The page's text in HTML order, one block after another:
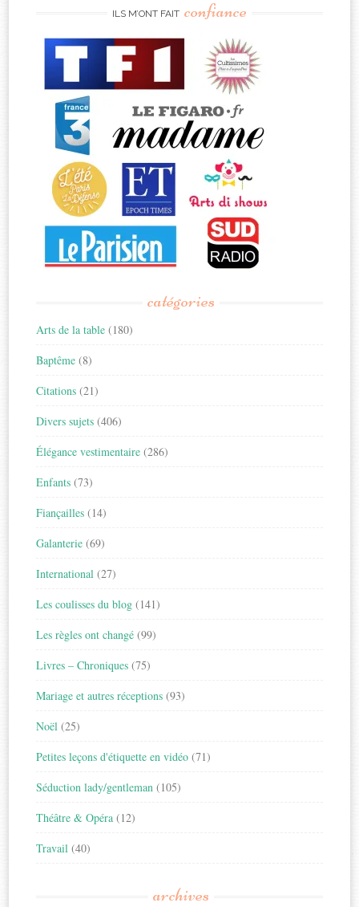
ILS M’ONT FAIT confiance
catégories
Arts de la table (180)
Baptême (8)
Citations (21)
Divers sujets (406)
Élégance vestimentaire (286)
Enfants (73)
Fiançailles (14)
Galanterie (69)
International (27)
Les coulisses du blog (141)
Les règles ont changé (99)
Livres – Chroniques (75)
Mariage et autres réceptions (93)
Noël (25)
Petites leçons d'étiquette en vidéo (71)
Séduction lady/gentleman (105)
Théâtre & Opéra (12)
Travail (40)
archives